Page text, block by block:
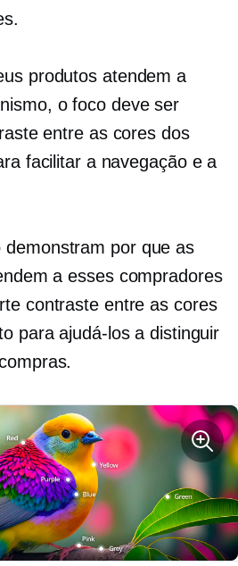
produtos atendem a
o foco deve ser
entre as cores dos
facilitar a navegação e a
demonstram por que as
a esses compradores
contraste entre as cores
para ajudá-los a distinguir